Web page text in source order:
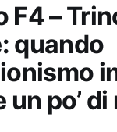
F4 –
quando
po’